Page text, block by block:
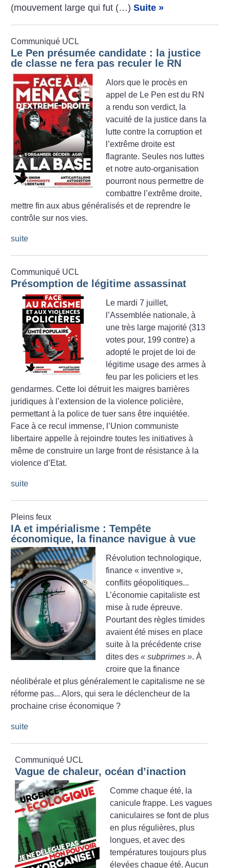
(mouvement large qui fut (…)Suite »
Communiqué UCL
Le Pen présumée candidate : la justice
de classe ne fera pas reculer le RN
Alors que le procès en
appel de Le Pen est du RN
a rendu son verdict, la
vacuité de la justice dans la
lutte contre la corruption et
l’extrême droite est
flagrante. Seules nos luttes
et notre auto-organisation
pourront nous permettre de
combattre l’extrême droite,
mettre fin aux abus généralisés et de reprendre le
contrôle sur nos vies.
suite
Communiqué UCL
Présomption de légitime assassinat
Le mardi 7 juillet,
l’Assemblée nationale, à
une très large majorité (313
votes pour, 199 contre) a
adopté le projet de loi de
légitime usage des armes à
feu par les policiers et les
gendarmes. Cette loi détruit les maigres barrières
juridiques à l’extension de la violence policière,
permettant à la police de tuer sans être inquiétée.
Face à ce recul immense, l’Union communiste
libertaire appelle à rejoindre toutes les initiatives à
même de construire un large front de résistance à la
violence d’Etat.
suite
Pleins feux
IA et impérialisme : Tempête
économique, la finance navigue à vue
Révolution technologique,
finance « inventive »,
conflits géopolitiques...
L’économie capitaliste est
mise à rude épreuve.
Pourtant des règles timides
avaient été mises en place
suite à la précédente crise
dites des« subprimes ». À
croire que la finance
néolibérale et plus généralement le capitalisme ne se
réforme pas... Alors, qui sera le déclencheur de la
prochaine crise économique ?
suite
Communiqué UCL
Vague de chaleur, océan d’inaction
Comme chaque été, la
canicule frappe. Les vagues
caniculaires se font de plus
en plus régulières, plus
longues, et avec des
températures toujours plus
élevées chaque été. Aucun